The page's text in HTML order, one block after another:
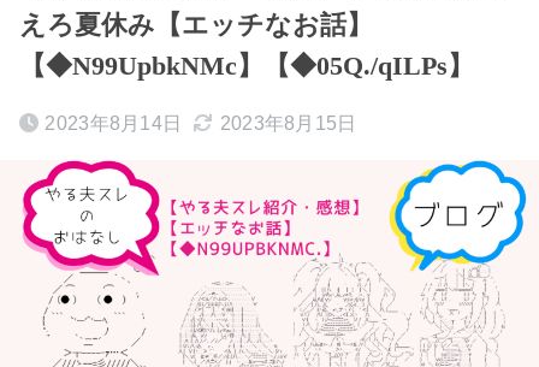
えろ夏休み【エッチなお話】
【◆N99UpbkNMc】【◆05Q./qILPs】
2023年8月14日 2023年8月15日